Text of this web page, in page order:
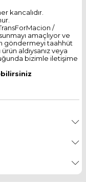
kancalıdır.
/
amaçlıyor ve
göndermeyi taahhüt
aldıysanız veya
bizimle iletişime